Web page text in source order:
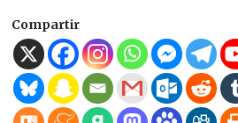
Compartir